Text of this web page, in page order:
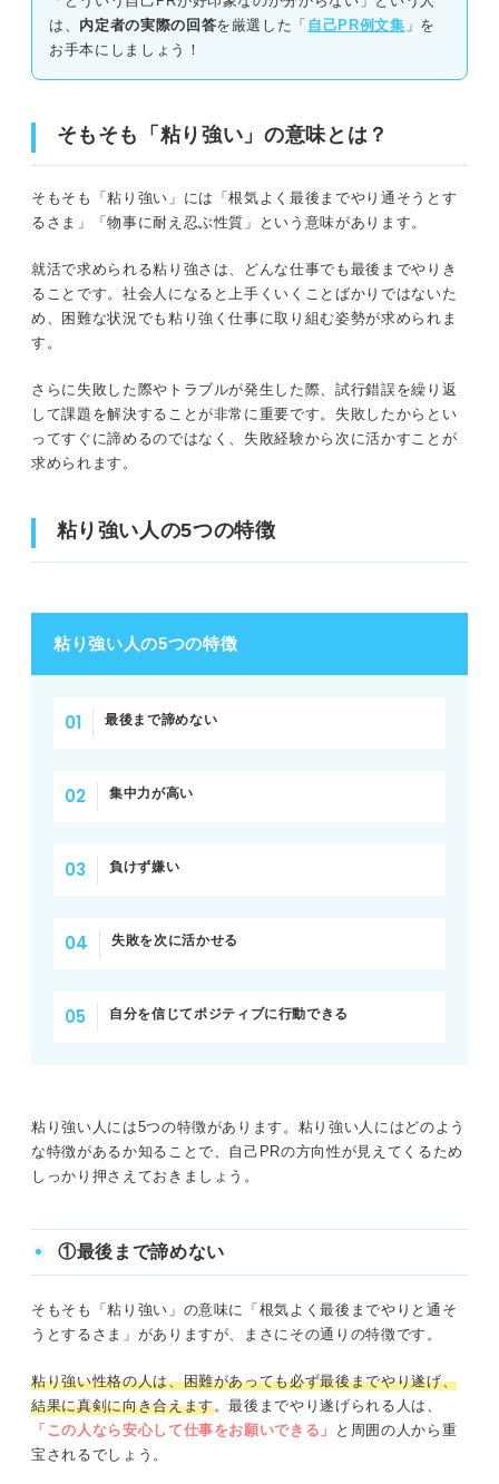
は、 内定者の実際の回答を厳選した「 自己PR例文集 」を
お手本にしましょう！
そもそも「粘り強い」の意味とは？
そもそも「粘り強い」には「根気よく最後までやり通そうとす
るさま」「物事に耐え忍ぶ性質」という意味があります。
就活で求められる粘り強さは、どんな仕事でも最後までやりき
ることです。社会人になると上手くいくことばかりではないた
め、困難な状況でも粘り強く仕事に取り組む姿勢が求められま
す。
さらに失敗した際やトラブルが発生した際、試行錯誤を繰り返
して課題を解決することが非常に重要です。失敗したからとい
ってすぐに諦めるのではなく、失敗経験から次に活かすことが
求められます。
粘り強い人の5つの特徴
粘り強い人の5つの特徴
最後まで諦めない
集中力が高い
負けず嫌い
失敗を次に活かせる
自分を信じてポジティブに行動できる
粘り強い人には5つの特徴があります。粘り強い人にはどのよう
な特徴があるか知ることで、自己PRの方向性が見えてくるため
しっかり押さえておきましょう。
①最後まで諦めない
そもそも「粘り強い」の意味に「根気よく最後までやりと通そ
うとするさま」がありますが、まさにその通りの特徴です。
粘り強い性格の人は、困難があっても必ず最後までやり遂げ、
結果に真剣に向き合えます。最後までやり遂げられる人は、
「この人なら安心して仕事をお願いできる」
と周囲の人から重
宝されるでしょう。
エピソード・職種別！ 粘り強い性格の自己PRの例文11選
NG例文①結果が伴っていない
NG例文②具体性がない
NG例文③やみくもに継続していただけ
粘り強い性格はポジティブなアピールをして選考を通過し
よう！